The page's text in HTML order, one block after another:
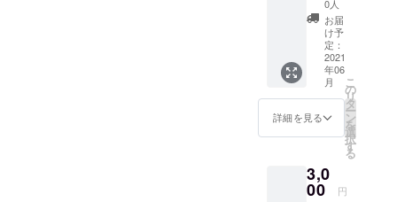
を読み
上げさ
せてい
ただき
ます。
※備考欄
にご希
望のお
名前を
ご記入
い。
0人
お届
け予
定：
2021
年06
月
詳細を見る
こ
の
リ
タ
ー
ン
を
選
択
す
る
3,0
00 円